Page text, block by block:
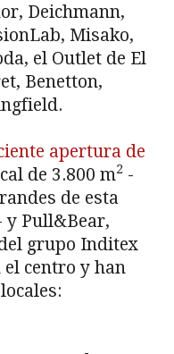
Deichmann,
Misako,
el Outlet de El
Benetton,
apertura de
de 3.800 m2 -
de esta
y Pull&Bear,
grupo Inditex
el centro y han